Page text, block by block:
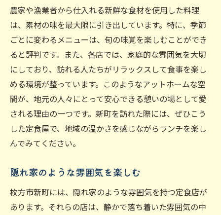
季節ごとの味わいを楽しむランチメニュー
地元の味を体感する特製定食の紹介
持続可能な食文化を育む、地元食材の意義
枚方市新町の定食屋巡り：地元で愛されるラン
チスポット
常連客が集う人気店の魅力
口コミで話題の隠れた名店
アットホームな空間で味わう温かさ
ランチタイムに訪れるべきスポット
地域に根ざしたお店のストーリー
新町の静かな環境で楽しむ特別なランチ時間
自然豊かな新町の魅力
農家や漁業者から仕入れる新鮮な食材を使用した料理
は、素材の味を最大限に引き出しています。特に、季節
ごとに変わるメニューは、旬の味覚を楽しむことができ
ると評判です。また、各店では、家庭的な雰囲気を大切
にしており、訪れる人たちがリラックスして食事を楽し
める環境が整っています。このようなアットホームな空
間が、地元の人々にとって安心できる憩いの場として愛
される理由の一つです。新町を訪れた際には、ぜひこう
した定食屋で、地域の温かさを感じながらランチを楽し
んでみてください。
隠れ家のような雰囲気を楽しむ
枚方市新町には、隠れ家のような雰囲気を持つ定食店が
あります。それらの店は、静かで落ち着いた雰囲気の中